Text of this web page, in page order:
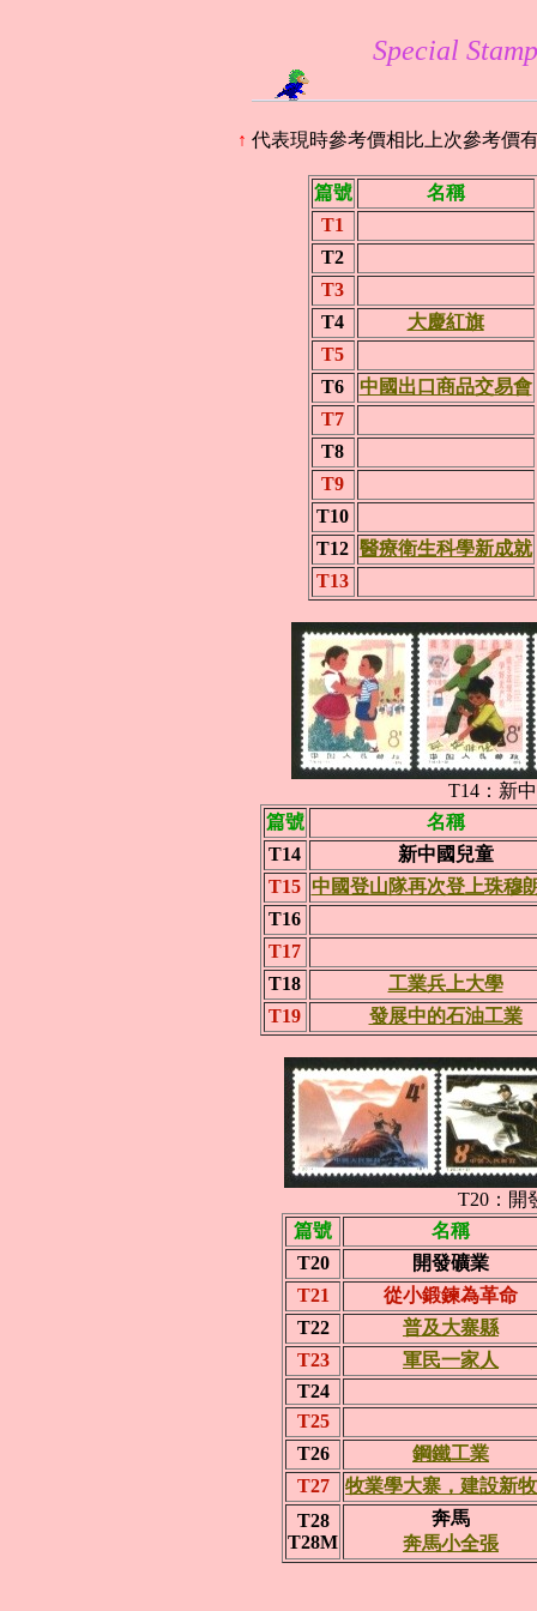
Special
↑ 代表現時參考價相比上次參考價
篇號
名稱
T1
T2
T3
T4
大慶紅旗
T5
T6
中國出口商品交易會
T7
T8
T9
T10
T12 醫療衛生科學新成就
T13
T14：新
篇號
名稱
T14
新中國兒童
T15 中國登山隊再次登上珠穆
T16
T17
T18
工業兵上大學
T19
發展中的石油工業
T20：開
篇號
名稱
T20
開發礦業
T21
從小鍛鍊為革命
T22
普及大寨縣
T23
軍民一家人
T24
T25
T26
鋼鐵工業
T27
牧業學大寨，建設新
T28
T28M
奔馬
奔馬小全張